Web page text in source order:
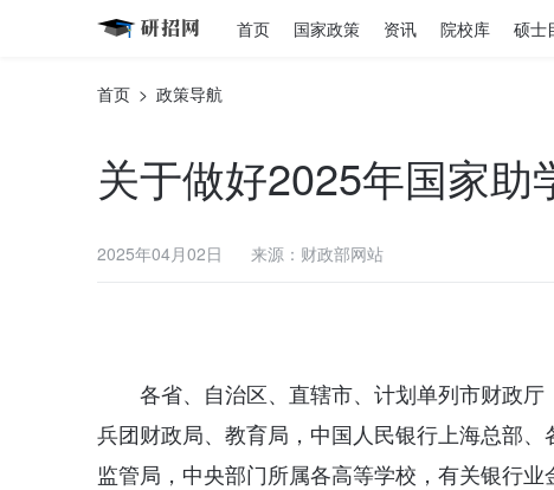
首页 国家政策 资讯 院校库 硕士
首页 > 政策导航
关于做好2025年国家
2025年04月02日 来源：财政部网站
各省、自治区、直辖市、计划单列市财政
兵团财政局、教育局，中国人民银行上海总部
监管局，中央部门所属各高等学校，有关银行业